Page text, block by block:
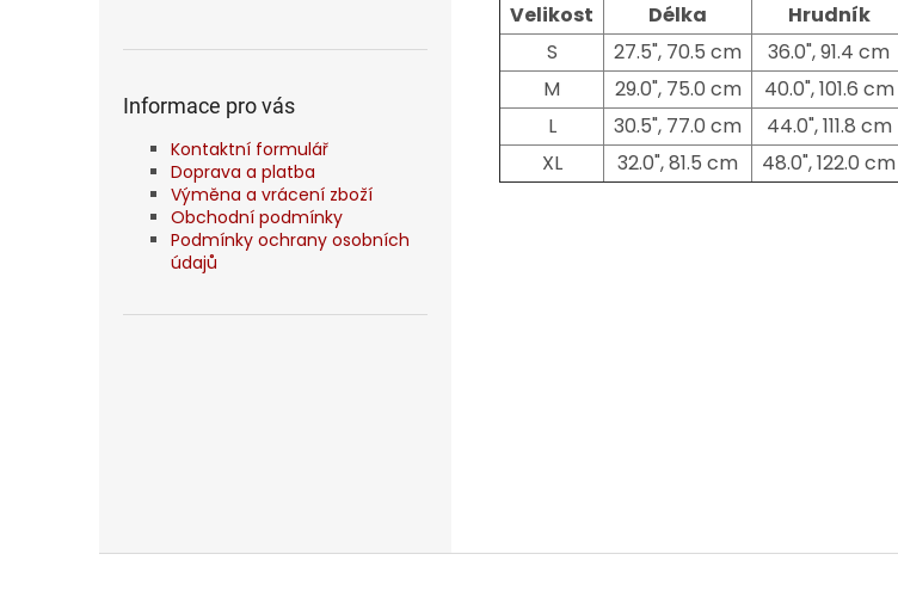
Informace pro vás
Kontaktní formulář
Doprava a platba
Výměna a vrácení zboží
Obchodní podmínky
Podmínky ochrany osobních
údajů
Velikost Délka
Hrudník
S
27.5", 70.5 cm
36.0", 91.4 cm
M
29.0", 75.0 cm
40.0", 101.6 cm
L
30.5", 77.0 cm
44.0", 111.8 cm
XL
32.0", 81.5 cm 48.0", 122.0 cm